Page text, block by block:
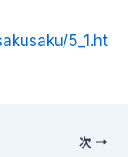
5_1.ht
次